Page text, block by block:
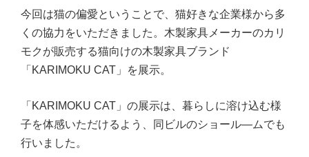
今回は猫の偏愛ということで、猫好きな企業様から多
くの協力をいただきました。木製家具メーカーのカリ
モクが販売する猫向けの木製家具ブランド
「KARIMOKU CAT」を展示。
「KARIMOKU CAT」の展示は、暮らしに溶け込む様
子を体感いただけるよう、同ビルのショール―ムでも
行いました。